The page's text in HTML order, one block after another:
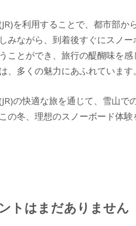
を利用することで、都市部
みながら、到着後すぐにスノ
ことができ、旅行の醍醐味を
、多くの魅力にあふれています。
の快適な旅を通じて、雪山
の冬、理想のスノーボード体
トはまだありません